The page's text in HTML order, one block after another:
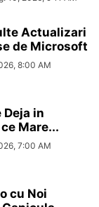
Actualizari
de Microsoft
8:00 AM
Deja in
Mare...
7:00 AM
cu Noi